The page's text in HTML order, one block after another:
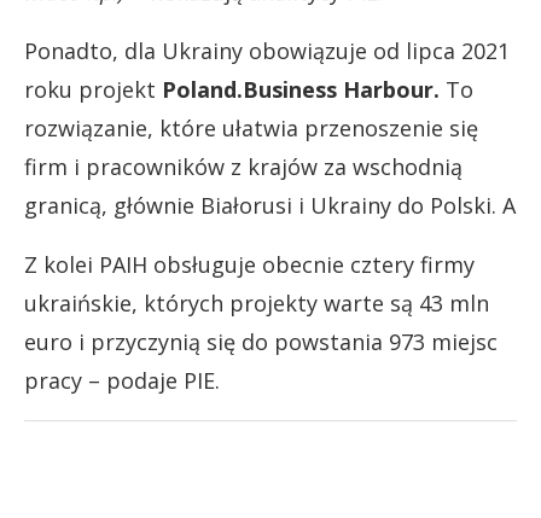
Ponadto, dla Ukrainy obowiązuje od lipca 2021
roku projekt Poland.Business Harbour. To
rozwiązanie, które ułatwia przenoszenie się
firm i pracowników z krajów za wschodnią
granicą, głównie Białorusi i Ukrainy do Polski. A
Z kolei PAIH obsługuje obecnie cztery firmy
ukraińskie, których projekty warte są 43 mln
euro i przyczynią się do powstania 973 miejsc
pracy – podaje PIE.